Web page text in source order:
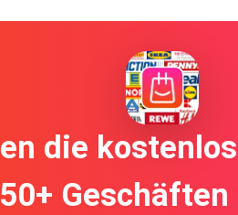
die